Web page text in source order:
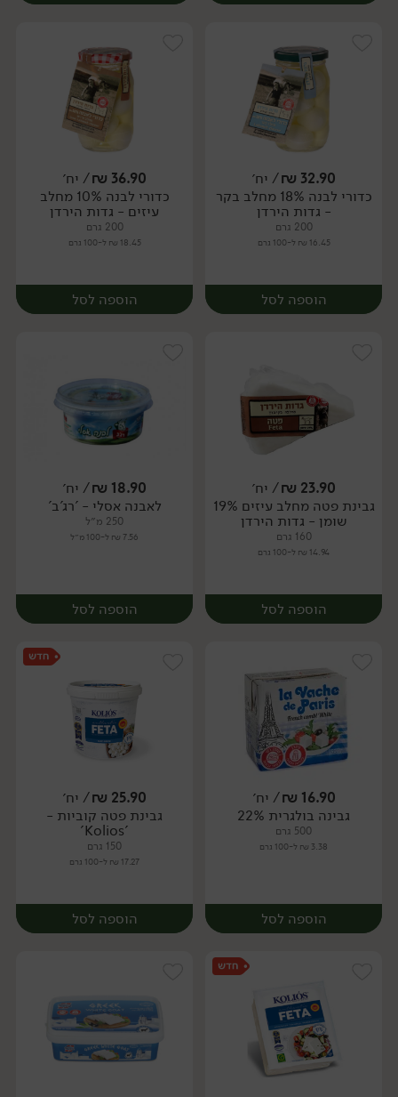
יח׳ יח׳
32.90
₪/ יח׳
כדורי לבנה 18% מחלב בקר
- גדות הירדן
200 גרם
16.45 ₪ ל-100 גרם
הוספה לסל
יח׳
36.90
₪/ יח׳
כדורי לבנה 10% מחלב
עיזים - גדות הירדן
200 גרם
18.45 ₪ ל-100 גרם
הוספה לסל
יח׳
23.90
₪/ יח׳
גבינת פטה מחלב עיזים 19%
שומן - גדות הירדן
160 גרם
14.94 ₪ ל-100 גרם
הוספה לסל
יח׳
18.90
₪/ יח׳
לאבנה אסלי - 'רג'ב'
250 מ״ל
7.56 ₪ ל-100 מ״ל
הוספה לסל
יח׳
16.90
₪/ יח׳
גבינה בולגרית 22%
500 גרם
3.38 ₪ ל-100 גרם
הוספה לסל
25.90
₪/ יח׳
גבינת פטה קוביות -
'Kolios'
150 גרם
17.27 ₪ ל-100 גרם
הוספה לסל